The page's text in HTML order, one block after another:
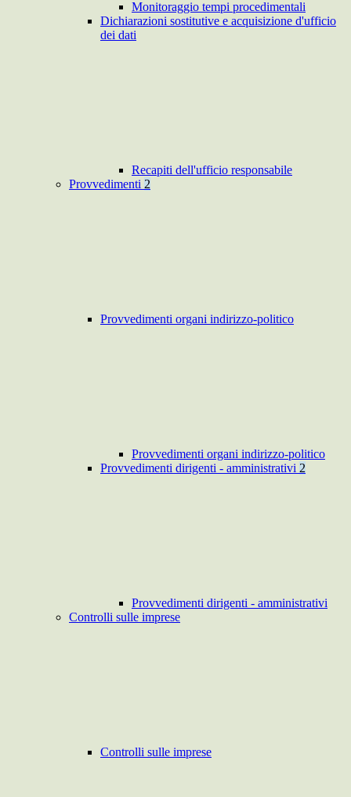
Monitoraggio tempi procedimentali
Dichiarazioni sostitutive e acquisizione d'ufficio
dei dati
Recapiti dell'ufficio responsabile
Provvedimenti 2
Provvedimenti organi indirizzo-politico
Provvedimenti organi indirizzo-politico
Provvedimenti dirigenti - amministrativi 2
Provvedimenti dirigenti - amministrativi
Controlli sulle imprese
Controlli sulle imprese